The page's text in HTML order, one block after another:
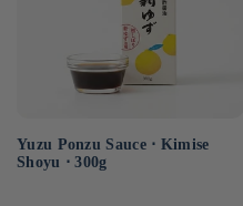
Yuzu Ponzu Sauce ⋅ Kimise
Shoyu ⋅ 300g